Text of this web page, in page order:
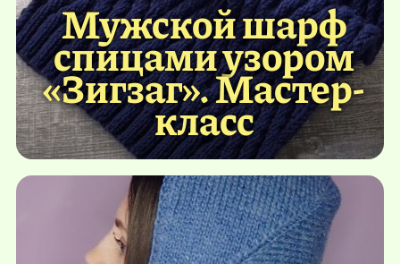
Мужской шарф
спицами узором
«Зигзаг». Мастер-
класс